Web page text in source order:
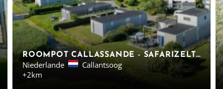
ROOMPOT CALLASSANDE - SAFARIZELTE UND LODGES IN CALLANTSOOG
Niederlande
Callantsoog
+2km